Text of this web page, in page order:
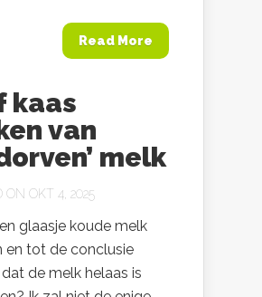
Read More
kaas
van
melk
ON OKT 4, 2025
glaasje koude melk
en tot de conclusie
de melk helaas is